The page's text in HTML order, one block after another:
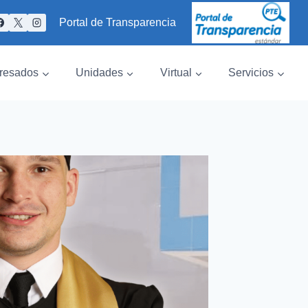
Portal de Transparencia
Unidades Virtual Servicios